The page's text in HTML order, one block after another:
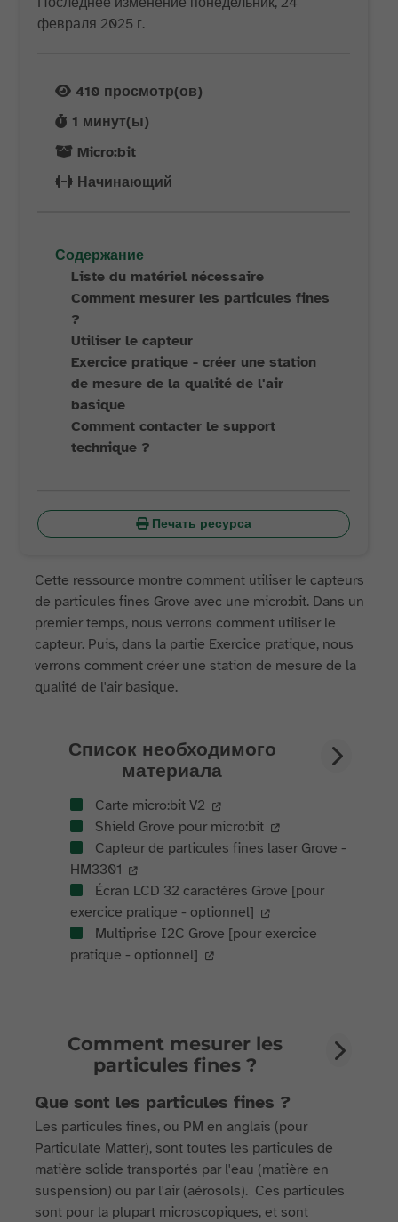
февраля 2025 г.
410 просмотр(ов)
1 минут(ы)
Micro:bit
Начинающий
Содержание
Liste du matériel nécessaire
Comment mesurer les particules fines
?
Utiliser le capteur
Exercice pratique - créer une station
de mesure de la qualité de l'air
basique
Comment contacter le support
technique ?
Печать ресурса
Cette ressource montre comment utiliser le capteurs
de particules fines Grove avec une micro:bit. Dans un
premier temps, nous verrons comment utiliser le
capteur. Puis, dans la partie Exercice pratique, nous
verrons comment créer une station de mesure de la
qualité de l'air basique.
Список необходимого
материала
Carte micro:bit V2
Shield Grove pour micro:bit
Capteur de particules fines laser Grove -
HM3301
Écran LCD 32 caractères Grove [pour
exercice pratique - optionnel]
Multiprise I2C Grove [pour exercice
pratique - optionnel]
Comment mesurer les
particules fines ?
Que sont les particules fines ?
Les particules fines, ou PM en anglais (pour
Particulate Matter), sont toutes les particules de
matière solide transportés par l'eau (matière en
suspension) ou par l'air (aérosols). Ces particules
sont pour la plupart microscopiques, et sont